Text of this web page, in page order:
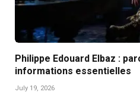
Philippe Edouard Elbaz :
informations essentielles
July 19, 2026